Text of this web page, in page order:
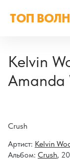
ТОП
Kelvin
Amanda
Crush
Артист: Kelvin
Альбом: Crush,